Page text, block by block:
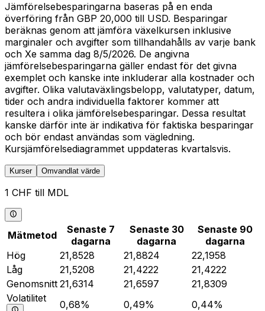
Jämförelsebesparingarna baseras på en enda
överföring från GBP 20,000 till USD. Besparingar
beräknas genom att jämföra växelkursen inklusive
marginaler och avgifter som tillhandahålls av varje bank
och Xe samma dag 8/5/2026. De angivna
jämförelsebesparingarna gäller endast för det givna
exemplet och kanske inte inkluderar alla kostnader och
avgifter. Olika valutaväxlingsbelopp, valutatyper, datum,
tider och andra individuella faktorer kommer att
resultera i olika jämförelsebesparingar. Dessa resultat
kanske därför inte är indikativa för faktiska besparingar
och bör endast användas som vägledning.
Kursjämförelsediagrammet uppdateras kvartalsvis.
Kurser Omvandlat värde
1 CHF till MDL
Mätmetod
Senaste 7
dagarna
Senaste 30
dagarna
Senaste 90
dagarna
Hög
21,8528 21,8824
22,1958
Låg
21,5208 21,4222
21,4222
Genomsnitt 21,6314 21,6597
21,8309
Volatilitet
0,68% 0,49% 0,44%